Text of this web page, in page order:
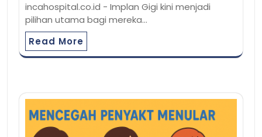
incahospital.co.id - Implan Gigi kini menjadi
pilihan utama bagi mereka…
Read More